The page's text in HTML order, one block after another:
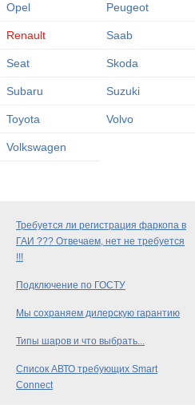
Opel Peugeot
Renault Saab
Seat Skoda
Subaru Suzuki
Toyota Volvo
Volkswagen
Требуется ли регистрация фаркопа в
ГАИ ??? Отвечаем, нет не требуется
!!!
Подключение по ГОСТУ
Мы сохраняем дилерскую гарантию
Типы шаров и что выбрать...
Список АВТО требующих Smart
Connect